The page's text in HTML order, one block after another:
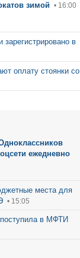
зимой • 16:00
в
оплату стоянки со
ежедневно
места для
• 15:05
в МФТИ